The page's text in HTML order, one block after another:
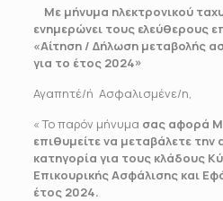
Με μήνυμα ηλεκτρονικού
ενημερώνει τους ελεύθερους
«Αίτηση / Δήλωση μεταβολής
για το έτος 2024»
Αγαπητέ/ή Ασφαλισμένε/η,
« Το παρόν μήνυμα σας αφορά
επιθυμείτε να μεταβάλετε την
κατηγορία για τους κλάδους
Επικουρικής Ασφάλισης και
έτος 2024.